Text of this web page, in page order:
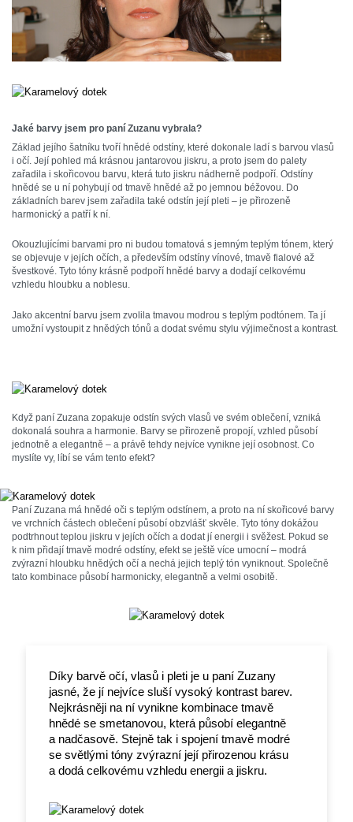
Jaké barvy jsem pro paní Zuzanu vybrala?
Základ jejího šatníku tvoří hnědé odstíny, které dokonale ladí s barvou vlasů
i očí. Její pohled má krásnou jantarovou jiskru, a proto jsem do palety
zařadila i skořicovou barvu, která tuto jiskru nádherně podpoří. Odstíny
hnědé se u ní pohybují od tmavě hnědé až po jemnou béžovou. Do
základních barev jsem zařadila také odstín její pleti – je přirozeně
harmonický a patří k ní.
Okouzlujícími barvami pro ni budou tomatová s jemným teplým tónem, který
se objevuje v jejích očích, a především odstíny vínové, tmavě fialové až
švestkové. Tyto tóny krásně podpoří hnědé barvy a dodají celkovému
vzhledu hloubku a noblesu.
Jako akcentní barvu jsem zvolila tmavou modrou s teplým podtónem. Ta jí
umožní vystoupit z hnědých tónů a dodat svému stylu výjimečnost a kontrast.
Když paní Zuzana zopakuje odstín svých vlasů ve svém oblečení, vzniká
dokonalá souhra a harmonie. Barvy se přirozeně propojí, vzhled působí
jednotně a elegantně – a právě tehdy nejvíce vynikne její osobnost. Co
myslíte vy, líbí se vám tento efekt?
Paní Zuzana má hnědé oči s teplým odstínem, a proto na ní skořicové barvy
ve vrchních částech oblečení působí obzvlášť skvěle. Tyto tóny dokážou
podtrhnout teplou jiskru v jejích očích a dodat jí energii i svěžest. Pokud se
k nim přidají tmavě modré odstíny, efekt se ještě více umocní – modrá
zvýrazní hloubku hnědých očí a nechá jejich teplý tón vyniknout. Společně
tato kombinace působí harmonicky, elegantně a velmi osobitě.
Díky barvě očí, vlasů i pleti je u paní Zuzany
jasné, že jí nejvíce sluší vysoký kontrast barev.
Nejkrásněji na ní vynikne kombinace tmavě
hnědé se smetanovou, která působí elegantně
a nadčasově. Stejně tak i spojení tmavě modré
se světlými tóny zvýrazní její přirozenou krásu
a dodá celkovému vzhledu energii a jiskru.